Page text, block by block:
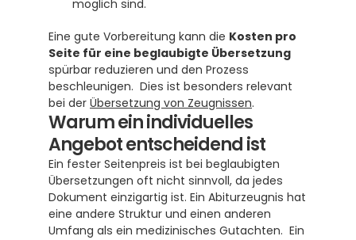
möglich sind.
Eine gute Vorbereitung kann die Kosten pro
Seite für eine beglaubigte Übersetzung
spürbar reduzieren und den Prozess
beschleunigen.  Dies ist besonders relevant
bei der Übersetzung von Zeugnissen.
Warum ein individuelles
Angebot entscheidend ist
Ein fester Seitenpreis ist bei beglaubigten
Übersetzungen oft nicht sinnvoll, da jedes
Dokument einzigartig ist. Ein Abiturzeugnis hat
eine andere Struktur und einen anderen
Umfang als ein medizinisches Gutachten.  Ein